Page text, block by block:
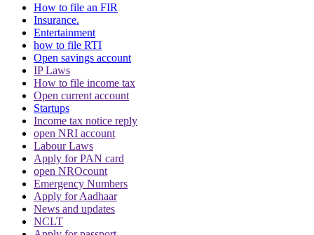
CJI पर जूता फेंकने वाले वकील की बढ़ी मुश्किलें, AG
ने 'अवमानना' की कार्यवाही शुरू करने की इजाजत दी
पर्सनैलिटी राइट्स मामले में ऋतिक रोशन को मिली
Delhi HC को बड़ी राहत, कहा- ऑनलाइन प्लेटफॉर्म्स
को ऐसे पोस्ट हटाने होंगे
How to file an FIR
Insurance.
Entertainment
how to file RTI
Open savings account
IP Laws
How to file income tax
Open current account
Startups
Income tax notice reply
open NRI account
Labour Laws
Apply for PAN card
open NROcount
Emergency Numbers
Apply for Aadhaar
News and updates
NCLT